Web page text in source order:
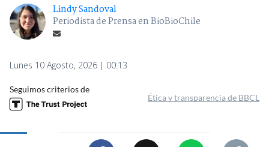
Lindy Sandoval
Periodista de Prensa en BioBioChile
Lunes 10 Agosto, 2026 | 00:13
Seguimos criterios de
Ética y transparencia de BBCL